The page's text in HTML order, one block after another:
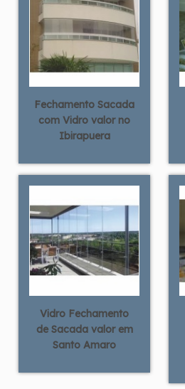
Fechamento Sacada
com Vidro valor no
Ibirapuera
Vidro Fechamento
de Sacada valor em
Santo Amaro